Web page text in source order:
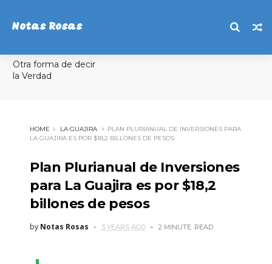
Notas Rosas
Otra forma de decir
la Verdad
HOME LA GUAJIRA
PLAN PLURIANUAL DE INVERSIONES PARA
LA GUAJIRA ES POR $18,2 BILLONES DE PESOS
Plan Plurianual de Inversiones
para La Guajira es por $18,2
billones de pesos
by Notas Rosas 3 YEARS AGO 2 MINUTE READ